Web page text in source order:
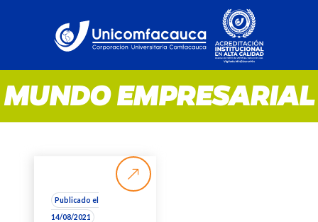
MUNDO EMPRESARIAL
Publicado el
14/08/2021